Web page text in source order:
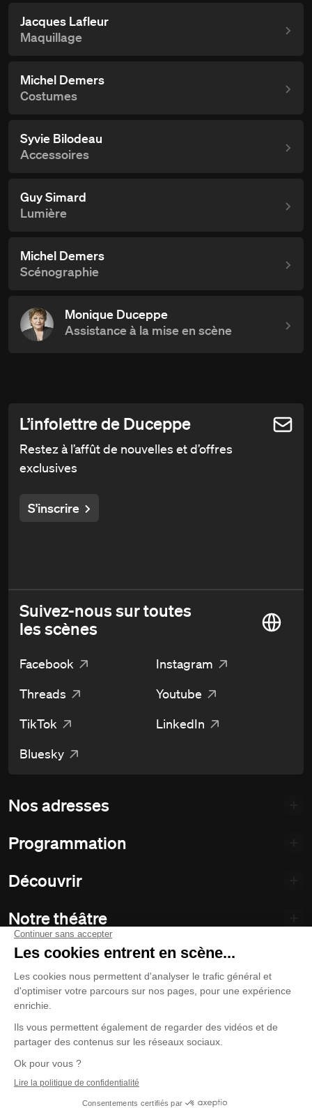
Jacques Lafleur
Maquillage
Michel Demers
Costumes
Syvie Bilodeau
Accessoires
Guy Simard
Lumière
Michel Demers
Scénographie
Monique Duceppe
Assistance à la mise en scène
L’infolettre de Duceppe
Restez à l’affût de nouvelles et d’offres
exclusives
S'inscrire
Suivez-nous sur toutes
les scènes
Facebook
Instagram
Threads
Youtube
TikTok
LinkedIn
Bluesky
Nos adresses
Programmation
Découvrir
Notre théâtre
Philanthropie et partenariats
Nos politiques
Duceppe